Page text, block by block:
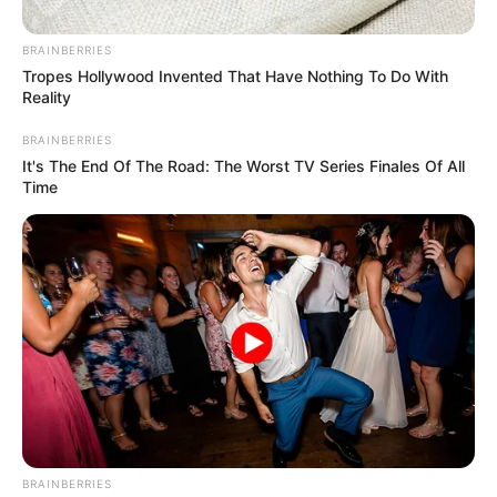
Crédito de la foto: Pixabay y Meta AI
Ofertas de empleo para fin de año.
Por:Cristhiam Martínez
Agosto 8, 2024
BRAINBERRIES
Tropes Hollywood Invented That Have Nothing To Do With
Reality
BRAINBERRIES
It's The End Of The Road: The Worst TV Series Finales Of All
Time
BRAINBERRIES